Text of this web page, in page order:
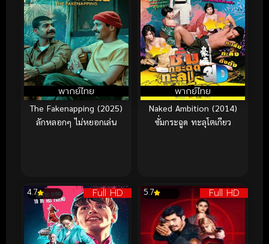
พากย์ไทย
The Fakenapping (2025)
ลักหลอกๆ ไม่หยอกเล่น
พากย์ไทย
Naked Ambition (2014)
ซั่มกระฉูด ทะลุโตเกียว
Full HD
4.7 Full HD
5.7